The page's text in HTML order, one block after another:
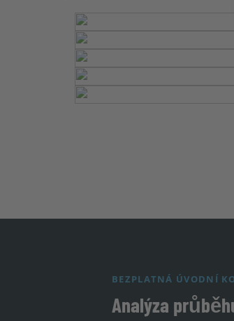
BEZPLATNÁ ÚVODNÍ
Analýza